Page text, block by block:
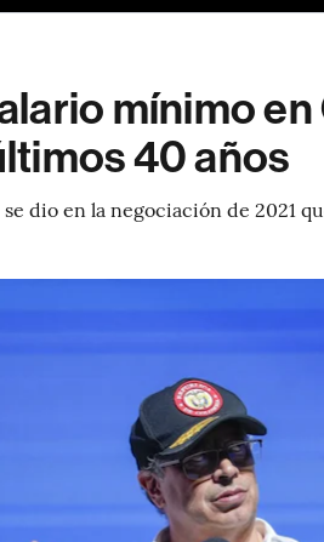
mínimo en
40 años
dio en la negociación de 2021